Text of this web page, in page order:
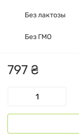
797 ₴
Без лактозы
Без ГМО